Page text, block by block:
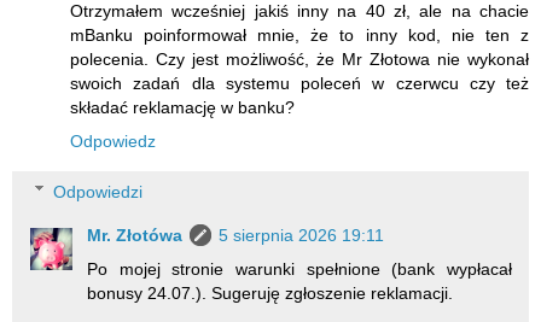
Otrzymałem wcześniej jakiś inny na 40 zł, ale na chacie
mBanku poinformował mnie, że to inny kod, nie ten z
polecenia. Czy jest możliwość, że Mr Złotowa nie wykonał
swoich zadań dla systemu poleceń w czerwcu czy też
składać reklamację w banku?
Odpowiedz
Odpowiedzi
Mr. Złotówa
5 sierpnia 2026 19:11
Po mojej stronie warunki spełnione (bank wypłacał
bonusy 24.07.). Sugeruję zgłoszenie reklamacji.